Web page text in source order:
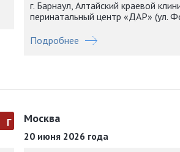
г. Барнаул, Алтайский краевой
перинатальный центр «ДАР» (ул.
Подробнее
г Москва
20 июня 2026 года